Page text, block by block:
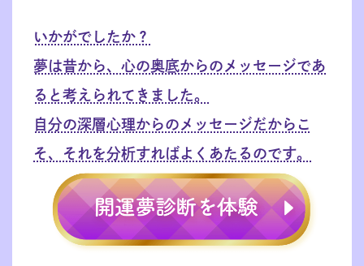
いかがでしたか？
夢は昔から、心の奥底からのメッセージであ
ると考えられてきました。
自分の深層心理からのメッセージだからこ
そ、それを分析すればよくあたるのです。